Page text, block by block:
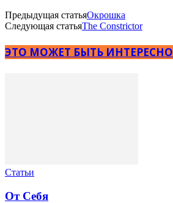
Предыдущая статьяОкрошка
Следующая статьяThe Constrictor
ЭТО МОЖЕТ БЫТЬ ИНТЕРЕСНО
Статьи
От Себя